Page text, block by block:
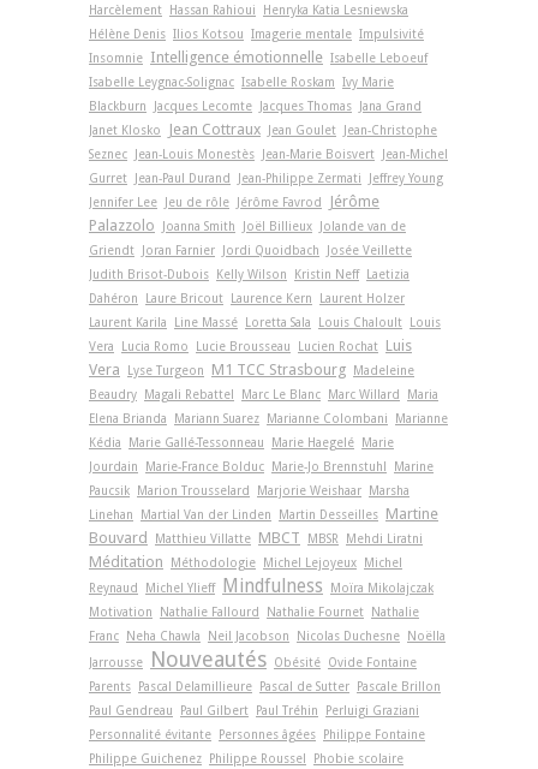
Harcèlement Hassan Rahioui
Henryka Katia Lesniewska
Hélène Denis Ilios Kotsou Imagerie mentale Impulsivité
Insomnie Intelligence émotionnelle Isabelle Leboeuf
Isabelle Leygnac-Solignac Isabelle Roskam Ivy Marie
Blackburn
Jacques Lecomte Jacques Thomas Jana Grand
Janet Klosko
Jean Cottraux Jean Goulet Jean-Christophe
Seznec Jean-Louis Monestès Jean-Marie Boisvert Jean-Michel
Gurret Jean-Paul Durand Jean-Philippe Zermati
Jeffrey Young
Jennifer Lee Jeu de rôle Jérôme Favrod
Jérôme
Palazzolo
Joanna Smith Joël Billieux Jolande van de
Griendt Joran Farnier Jordi Quoidbach
Josée Veillette
Judith Brisot-Dubois Kelly Wilson Kristin Neff Laetizia
Dahéron
Laure Bricout Laurence Kern
Laurent Holzer
Laurent Karila
Line Massé Loretta Sala Louis Chaloult Louis
Vera
Lucia Romo Lucie Brousseau Lucien Rochat Luis
Vera
Lyse Turgeon M1 TCC Strasbourg Madeleine
Beaudry Magali Rebattel Marc Le Blanc Marc Willard
Maria
Elena Brianda
Mariann Suarez Marianne Colombani
Marianne
Kédia
Marie Gallé-Tessonneau Marie Haegelé Marie
Jourdain
Marie-France Bolduc Marie-Jo Brennstuhl
Marine
Paucsik Marion Trousselard Marjorie Weishaar Marsha
Linehan
Martial Van der Linden Martin Desseilles Martine
Bouvard
Matthieu Villatte MBCT MBSR Mehdi Liratni
Méditation Méthodologie Michel Lejoyeux Michel
Reynaud
Michel Ylieff Mindfulness
Moïra Mikolajczak
Motivation
Nathalie Fallourd Nathalie Fournet Nathalie
Franc Neha Chawla Neil Jacobson Nicolas Duchesne Noëlla
Jarrousse
Nouveautés Obésité Ovide Fontaine
Parents Pascal Delamillieure Pascal de Sutter Pascale Brillon
Paul Gendreau
Paul Gilbert Paul Tréhin
Perluigi Graziani
Personnalité évitante Personnes âgées Philippe Fontaine
Philippe Guichenez Philippe Roussel Phobie scolaire